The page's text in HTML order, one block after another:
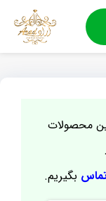
محصولات
بگیریم.